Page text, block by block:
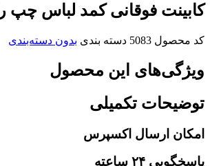
کابینت فوقانی کمد لباس چپ
کد محصول 5083 دسته بندی بدون دسته‌بندی
ویژگی‌های این محصول
توضیحات تکمیلی
امکان ارسال اکسپرس
پاسخگویی ۲۴ ساعته